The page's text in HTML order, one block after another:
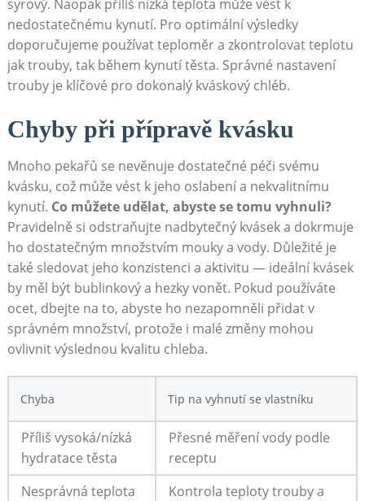
syrový. Naopak příliš nízká teplota může vést k
nedostatečnému kynutí. Pro optimální výsledky
doporučujeme používat teploměr a zkontrolovat teplotu⁣
jak trouby, tak během kynutí těsta. Správné nastavení
trouby je klíčové pro dokonalý kváskový chléb.
Chyby ⁢při přípravě kvásku
Mnoho pekařů se nevěnuje dostatečné péči svému⁤
kvásku, ⁣což⁣ může ⁢vést‍ k jeho‍ oslabení a nekvalitnímu
kynutí. Co můžete udělat,‍ abyste se tomu vyhnuli?
Pravidelně si⁤ odstraňujte‌ nadbytečný ​kvásek a dokrmuje
ho dostatečným množstvím mouky a ⁣vody. ‌Důležité je
také sledovat jeho konzistenci a aktivitu — ideální kvásek
by měl být bublinkový a hezky ⁢vonět. ⁢Pokud používáte
⁤ocet, dbejte na‌ to,⁢ abyste ho nezapomněli přidat v
správném množství, protože i malé změny⁣ mohou
ovlivnit výslednou kvalitu chleba.
Chyba Tip⁤ na vyhnutí se vlastníku
Příliš vysoká/nízká⁤
hydratace těsta
Přesné měření vody ⁢podle
receptu
Nesprávná teplota
Kontrola teploty trouby a